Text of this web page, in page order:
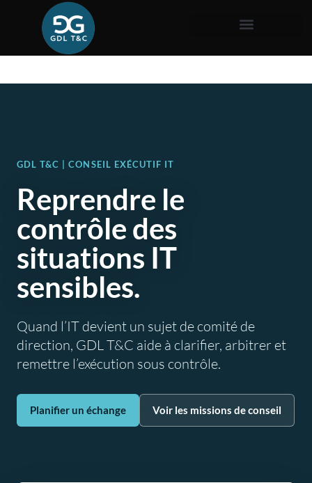
GDL T&C | CONSEIL EXÉCUTIF IT
Reprendre le
contrôle des
situations IT
sensibles.
Quand l’IT devient un sujet de comité de
direction, GDL T&C aide à clarifier, arbitrer et
remettre l’exécution sous contrôle.
Planifier un échange Voir les missions de conseil